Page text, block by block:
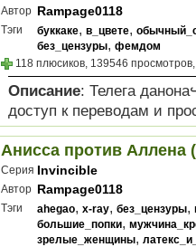
Автор Rampage0118
Тэги буккаке, в_цвете,
без_цензуры, фемдом
118 плюсиков, 139546
Описание: Телега
доступ к переводам и
Анисса против Аллена
Серия Invincible
Автор Rampage0118
Тэги ahegao, x-ray, без_цензуры,
большие_попки,
зрелые_женщины,